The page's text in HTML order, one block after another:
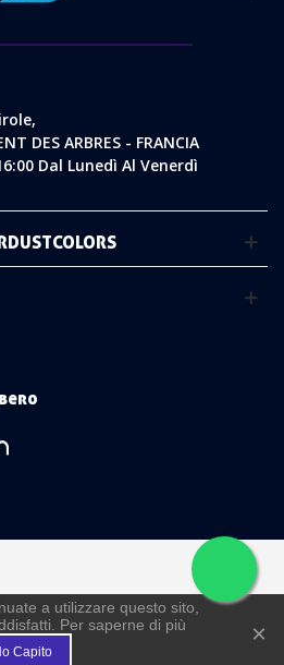
DES ARBRES - FRANCIA
Dal Lunedì Al Venerdì
€
a utilizzare questo sito,
Per saperne di più
Capito
×